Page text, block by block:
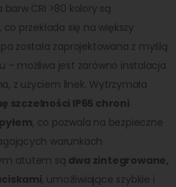
CRI >80 kolory są
przekłada się na większy
została zaprojektowana z myślą
– możliwa jest zarówno instalacja
z użyciem linek. Wytrzymała
szczelności IP65 chroni
, co pozwala na bezpieczne
warunkach
atutem są dwa zintegrowane,
, umożliwiające szybkie i